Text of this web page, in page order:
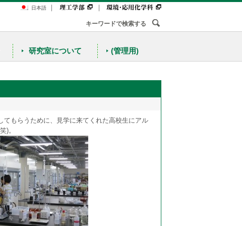
日本語 ｜ ｜
研究室について (管理用)
もらうために、見学に来てくれた高校生にアル
)。